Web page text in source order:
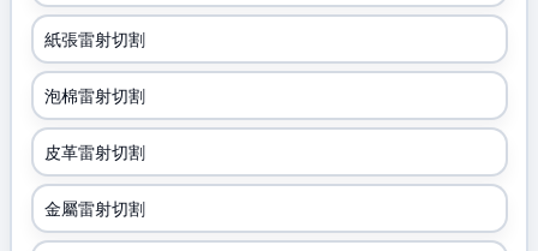
紙張雷射切割
泡棉雷射切割
皮革雷射切割
金屬雷射切割